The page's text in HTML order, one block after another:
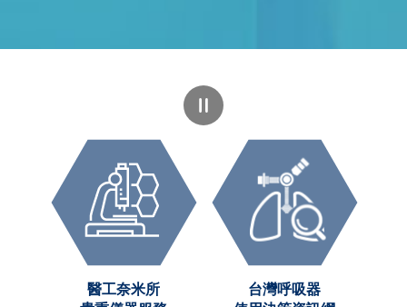
醫工奈米所
台灣呼吸器